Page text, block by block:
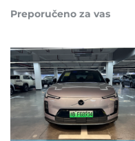
Preporučeno za vas